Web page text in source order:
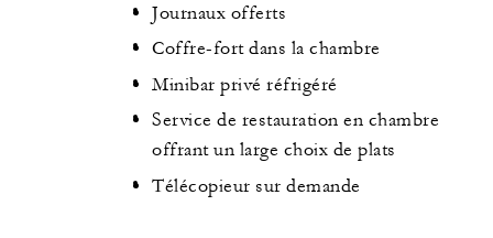
Journaux offerts
Coffre-fort dans la chambre
Minibar privé réfrigéré
Service de restauration en chambre
offrant un large choix de plats
Télécopieur sur demande